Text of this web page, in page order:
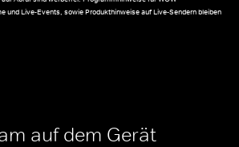
und Live-Events, sowie Produkthinweise auf Live-Sendern bleiben
auf dem Gerät